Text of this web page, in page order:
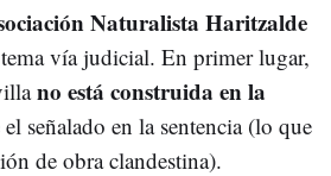
Naturalista Haritzalde
vía judicial. En primer lugar,
no está construida en la
señalado en la sentencia (lo que
de obra clandestina).